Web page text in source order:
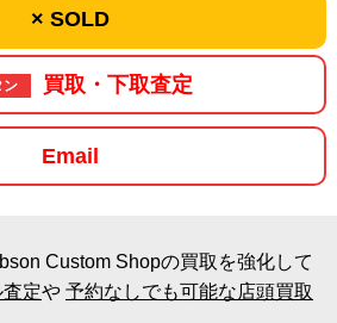
× SOLD
ン 買取・下取査定
Email
Custom Shopの買取を強化して
定や 予約なしでも可能な店頭買取